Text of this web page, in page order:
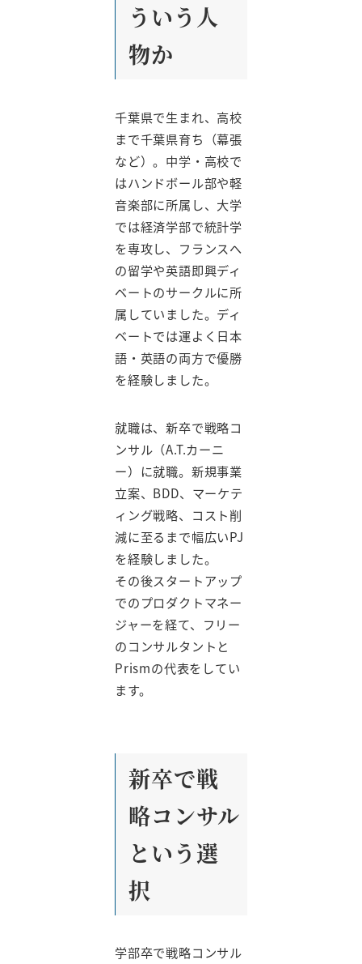
ういう人
物か
千葉県で生まれ、高校
まで千葉県育ち（幕張
など）。中学・高校で
はハンドボール部や軽
音楽部に所属し、大学
では経済学部で統計学
を専攻し、フランスへ
の留学や英語即興ディ
ベートのサークルに所
属していました。ディ
ベートでは運よく日本
語・英語の両方で優勝
を経験しました。
就職は、新卒で戦略コ
ンサル（A.T.カーニ
ー）に就職。新規事業
立案、BDD、マーケテ
ィング戦略、コスト削
減に至るまで幅広いPJ
を経験しました。
その後スタートアップ
でのプロダクトマネー
ジャーを経て、フリー
のコンサルタントと
Prismの代表をしてい
ます。
新卒で戦
略コンサル
という選
択
学部卒で戦略コンサル